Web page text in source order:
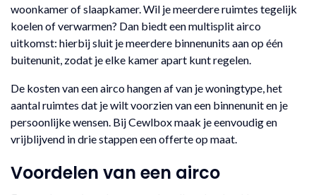
woonkamer of slaapkamer. Wil je meerdere ruimtes tegelijk
koelen of verwarmen? Dan biedt een multisplit airco
uitkomst: hierbij sluit je meerdere binnenunits aan op één
buitenunit, zodat je elke kamer apart kunt regelen.
De kosten van een airco hangen af van je woningtype, het
aantal ruimtes dat je wilt voorzien van een binnenunit en je
persoonlijke wensen. Bij Cewlbox maak je eenvoudig en
vrijblijvend in drie stappen een offerte op maat.
Voordelen van een airco